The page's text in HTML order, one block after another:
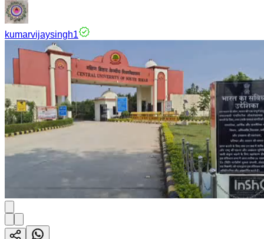
kumarvijaysingh1